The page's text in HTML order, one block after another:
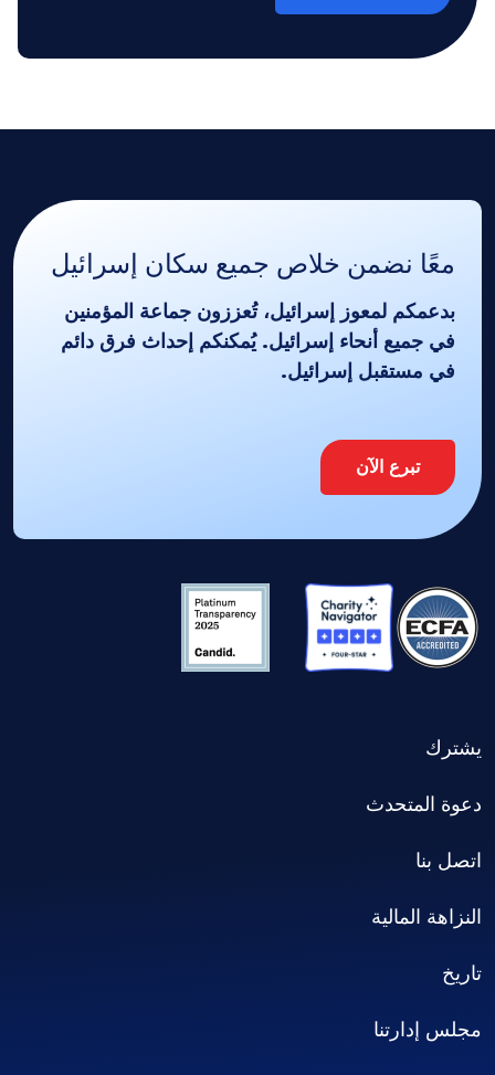
معًا نضمن خلاص جميع سكان إسرائيل
بدعمكم لمعوز إسرائيل، تُعززون جماعة المؤمنين
في جميع أنحاء إسرائيل. يُمكنكم إحداث فرق دائم
في مستقبل إسرائيل.
تبرع الآن
يشترك
دعوة المتحدث
اتصل بنا
النزاهة المالية
تاريخ
مجلس إدارتنا